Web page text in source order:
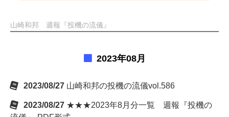
山崎和邦 週報『投機の流儀』
2023年08月
2023/08/27 山崎和邦の投機の流儀vol.586
2023/08/27 ★★★2023年8月分一覧 週報『投機の